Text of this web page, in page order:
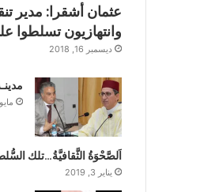
عثمان أشقرا: مدير
وانتهازيون تسلطوا
ديسمبر 16, 2018
مايو 12, 2019
اَلصَّحْوَةُ الثَّقافيَّةُ…تلك
يناير 3, 2019